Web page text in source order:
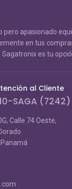
pero apasionado
en tus
Sagatronix es tu
al Cliente
SAGA (7242)
Calle 74 Oeste,